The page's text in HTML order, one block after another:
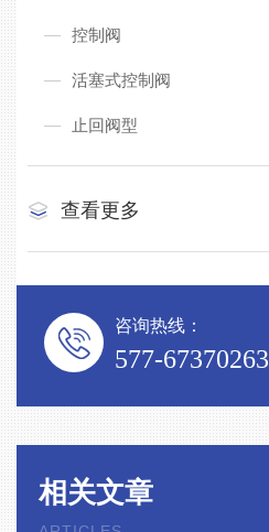
控制阀
活塞式控制阀
止回阀型
查看更多
咨询热线：
577-67370263
相关文章